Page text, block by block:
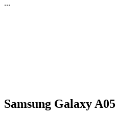
...
Samsung Galaxy A05